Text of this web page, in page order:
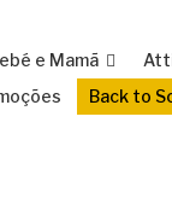
e Mamã
Back to